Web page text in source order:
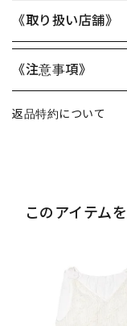
《取り扱い店舗》
《注意事項》
返品特約について
このアイテム